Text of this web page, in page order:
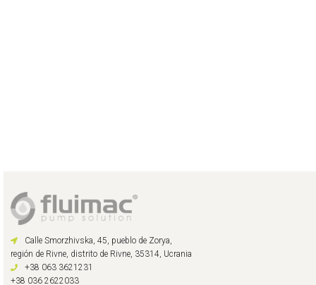
Calle Smorzhivska, 45, pueblo de Zorya,
región de Rivne, distrito de Rivne, 35314, Ucrania
+38 063 3621231
+38 036 2622033